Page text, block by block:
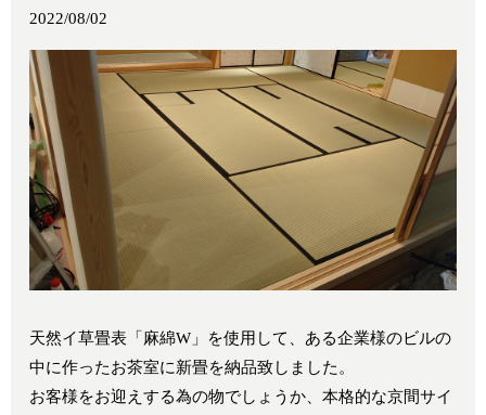
2022/08/02
天然イ草畳表「麻綿W」を使用して、ある企業様のビルの
中に作ったお茶室に新畳を納品致しました。
お客様をお迎えする為の物でしょうか、本格的な京間サイ